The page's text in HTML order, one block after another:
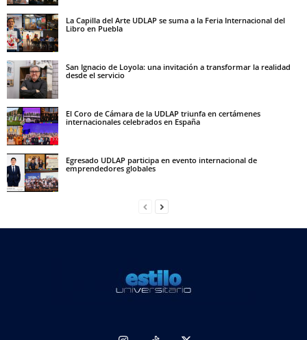
La Capilla del Arte UDLAP se suma a la Feria Internacional del
Libro en Puebla
San Ignacio de Loyola: una invitación a transformar la realidad
desde el servicio
El Coro de Cámara de la UDLAP triunfa en certámenes
internacionales celebrados en España
Egresado UDLAP participa en evento internacional de
emprendedores globales